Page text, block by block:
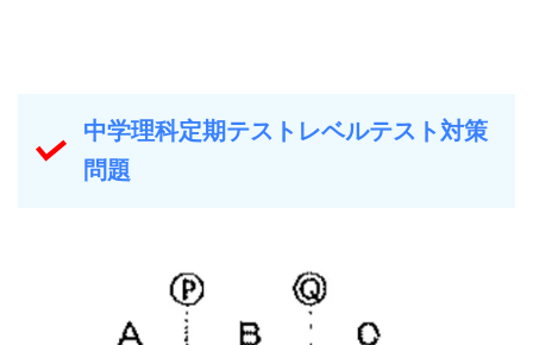
中学理科定期テストレベルテスト対策
問題